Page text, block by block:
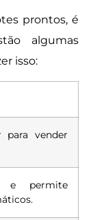
prontos, é
algumas
isso:
vender
e permite